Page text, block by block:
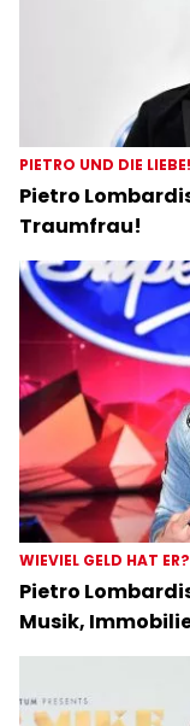
PIETRO UND DIE LIEBE!
Pietro
Traumfrau!
WIEVIEL GELD HAT ER?
Pietro
Musik,